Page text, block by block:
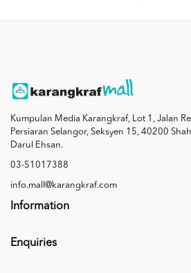
Kumpulan Media Karangkraf, Lot 1, Jalan
Persiaran Selangor, Seksyen 15, 40200
Darul Ehsan.
03-51017388
info.mall@karangkraf.com
Information
Enquiries